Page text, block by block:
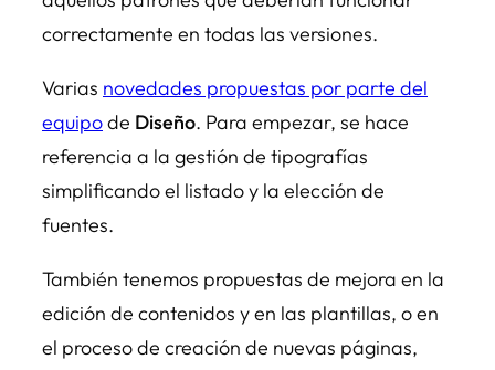
correctamente en todas las versiones.
Varias novedades propuestas por parte del
equipode Diseño. Para empezar, se hace
referencia a la gestión de tipografías
simplificando el listado y la elección de
fuentes.
También tenemos propuestas de mejora en la
edición de contenidos y en las plantillas, o en
el proceso de creación de nuevas páginas,